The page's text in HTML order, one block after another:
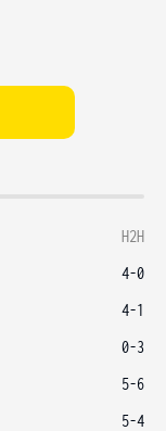
H2H
4-0
4-1
0-3
5-6
5-4